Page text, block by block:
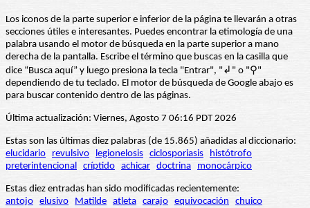
Los iconos de la parte superior e inferior de la página te llevarán a otras
secciones útiles e interesantes. Puedes encontrar la etimología de una
palabra usando el motor de búsqueda en la parte superior a mano
derecha de la pantalla. Escribe el término que buscas en la casilla que
dice “Busca aquí” y luego presiona la tecla "Entrar", "↲" o "⚲"
dependiendo de tu teclado. El motor de búsqueda de Google abajo es
para buscar contenido dentro de las páginas.
Última actualización: Viernes, Agosto 7 06:16 PDT 2026
Estas son las últimas diez palabras (de 15.865) añadidas al diccionario:
elucidario
revulsivo legionelosis ciclosporiasis
histótrofo
preterintencional críptido achicar doctrina monocárpico
Estas diez entradas han sido modificadas recientemente:
antojo elusivo Matilde atleta carajo equivocación
chuico